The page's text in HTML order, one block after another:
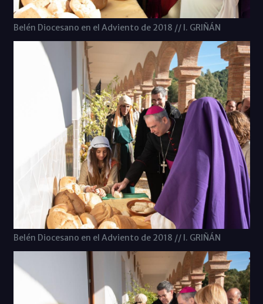
Belén Diocesano en el Adviento de 2018 // I. GRIÑÁN
Belén Diocesano en el Adviento de 2018 // I. GRIÑÁN